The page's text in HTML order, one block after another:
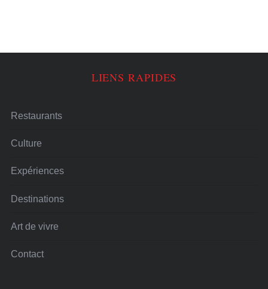
LIENS RAPIDES
Restaurants
Culture
Expériences
Destinations
Art de vivre
Contact